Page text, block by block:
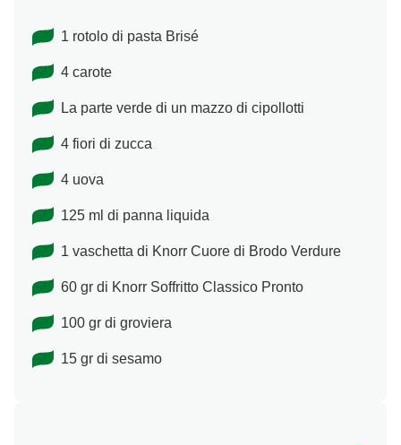
1 rotolo di pasta Brisé
4 carote
La parte verde di un mazzo di cipollotti
4 fiori di zucca
4 uova
125 ml di panna liquida
1 vaschetta di Knorr Cuore di Brodo Verdure
60 gr di Knorr Soffritto Classico Pronto
100 gr di groviera
15 gr di sesamo